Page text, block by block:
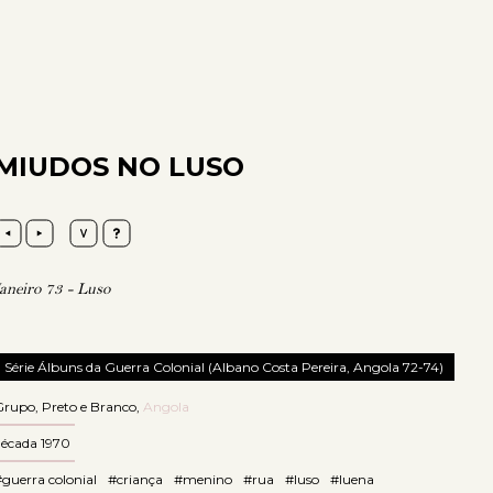
NO LUSO
73 - Luso
Série Álbuns da Guerra Colonial (Albano Costa Pereira, Angola 72-74)
, Preto e Branco, Angola
1970
colonial #criança #menino #rua #luso #luena